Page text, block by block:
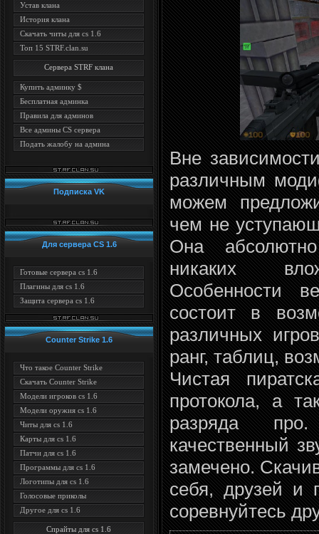
Устав клана
История клана
Скачать читы для cs 1.6
Топ 15 STRF.clan.su
Сервера STRF клана
Купить админку $
Бесплатная админка
Правила для админов
Все админы CS сервера
Подать жалобу на админа
Подписка VK
Для сервера CS 1.6
Готовые сервера cs 1.6
Плагины для cs 1.6
Защита сервера cs 1.6
Counter Strike 1.6
Что такое Counter Strike
Скачать Counter Strike
Модели игроков cs 1.6
Модели оружия cs 1.6
Читы для cs 1.6
Карты для cs 1.6
Патчи для cs 1.6
Программы для cs 1.6
Логотипы для cs 1.6
Голосовые приколы
Другое для cs 1.6
Спрайты для cs 1.6
Вне
различным
можем
чем не
Она
никаких
Особенности
состоит в
различных
ранг, таблиц,
Чистая
протокола, а
разряда
качественный
замечено.
себя, друзей и
соревнуйтесь